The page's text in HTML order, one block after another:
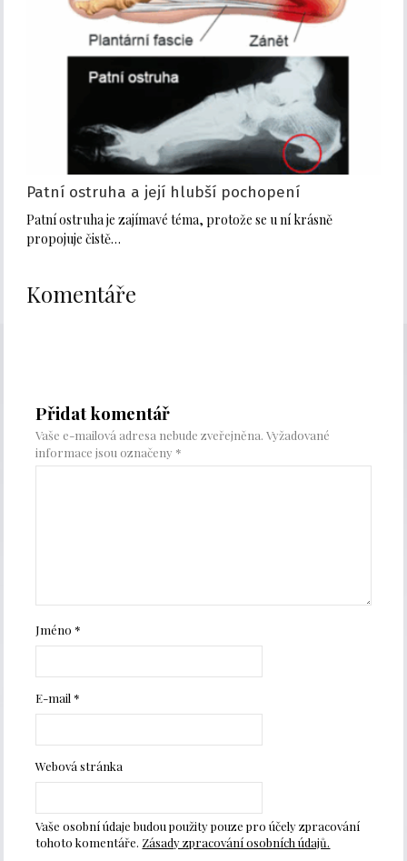
Patní ostruha a její hlubší pochopení
Patní ostruha je zajímavé téma, protože se u ní krásně
propojuje čistě…
Komentáře
Přidat komentář
Vaše e-mailová adresa nebude zveřejněna. Vyžadované
informace jsou označeny *
Jméno*
E-mail*
Webová stránka
Vaše osobní údaje budou použity pouze pro účely zpracování
tohoto komentáře. Zásady zpracování osobních údajů.